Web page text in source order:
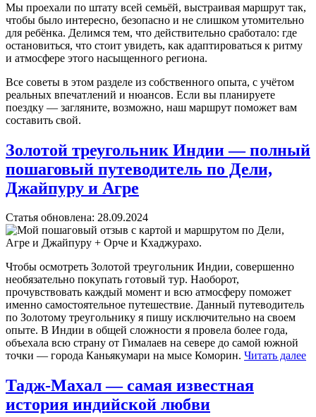
Мы проехали по штату всей семьёй, выстраивая маршрут так,
чтобы было интересно, безопасно и не слишком утомительно
для ребёнка. Делимся тем, что действительно сработало: где
остановиться, что стоит увидеть, как адаптироваться к ритму
и атмосфере этого насыщенного региона.
Все советы в этом разделе из собственного опыта, с учётом
реальных впечатлений и нюансов. Если вы планируете
поездку — загляните, возможно, наш маршрут поможет вам
составить свой.
Золотой треугольник Индии — полный
пошаговый путеводитель по Дели,
Джайпуру и Агре
Статья обновлена: 28.09.2024
Чтобы осмотреть Золотой треугольник Индии, совершенно
необязательно покупать готовый тур. Наоборот,
прочувствовать каждый момент и всю атмосферу поможет
именно самостоятельное путешествие. Данный путеводитель
по Золотому треугольнику я пишу исключительно на своем
опыте. В Индии в общей сложности я провела более года,
объехала всю страну от Гималаев на севере до самой южной
точки — города Каньякумари на мысе Коморин. Читать далее
Тадж-Махал — самая известная
история индийской любви